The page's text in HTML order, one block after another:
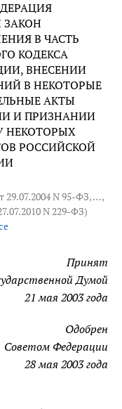
ЗАКОН
В ЧАСТЬ
КОДЕКСА
ВНЕСЕНИИ
В НЕКОТОРЫЕ
АКТЫ
И ПРИЗНАНИИ
НЕКОТОРЫХ
РОССИЙСКОЙ
29.07.2004 N 95-ФЗ, … ,
N 229-ФЗ)
Принят
Думой
21 мая 2003 года
Одобрен
Советом Федерации
28 мая 2003 года